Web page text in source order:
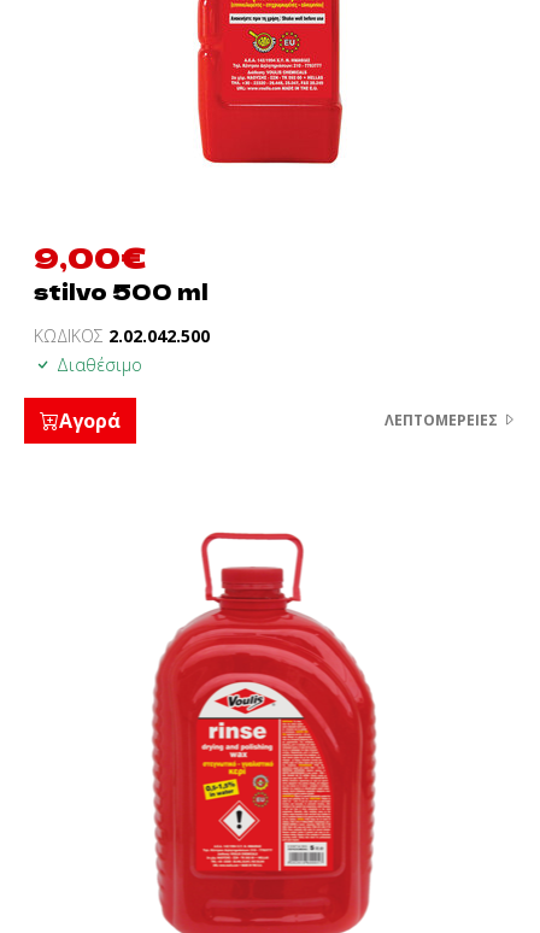
9,00€
stilvo 500 ml
ΚΩΔΙΚΟΣ 2.02.042.500
Διαθέσιμο
Αγορά ΛΕΠΤΟΜΈΡΕΙΕΣ